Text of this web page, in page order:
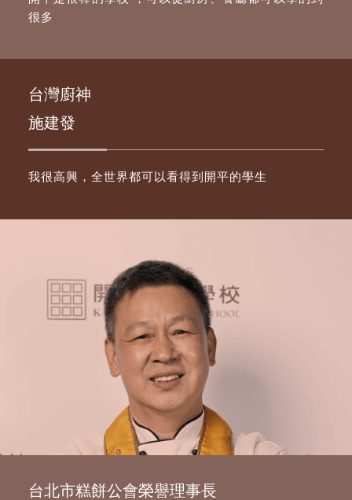
很多
台灣廚神
施建發
我很高興，全世界都可以看得到開平的學生
台北市糕餅公會榮譽理事長